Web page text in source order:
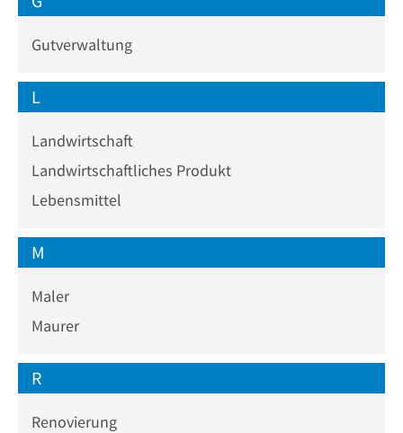
Gutverwaltung
L
Landwirtschaft
Landwirtschaftliches Produkt
Lebensmittel
M
Maler
Maurer
R
Renovierung